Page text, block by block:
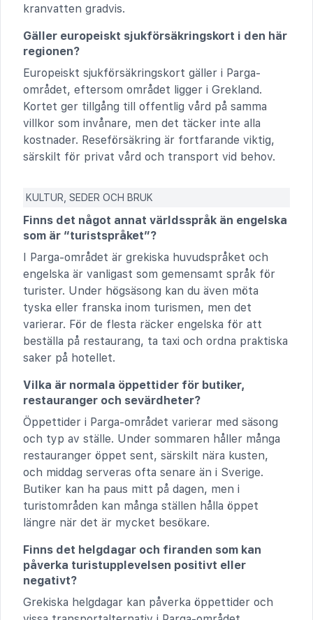
kranvatten gradvis.
Gäller europeiskt sjukförsäkringskort i den här
regionen?
Europeiskt sjukförsäkringskort gäller i Parga-
området, eftersom området ligger i Grekland.
Kortet ger tillgång till offentlig vård på samma
villkor som invånare, men det täcker inte alla
kostnader. Rese­försäkring är fortfarande viktig,
särskilt för privat vård och transport vid behov.
KULTUR, SEDER OCH BRUK
Finns det något annat världsspråk än engelska
som är “turistspråket”?
I Parga-området är grekiska huvudspråket och
engelska är vanligast som gemensamt språk för
turister. Under högsäsong kan du även möta
tyska eller franska inom turismen, men det
varierar. För de flesta räcker engelska för att
beställa på restaurang, ta taxi och ordna praktiska
saker på hotellet.
Vilka är normala öppettider för butiker,
restauranger och sevärdheter?
Öppettider i Parga-området varierar med säsong
och typ av ställe. Under sommaren håller många
restauranger öppet sent, särskilt nära kusten,
och middag serveras ofta senare än i Sverige.
Butiker kan ha paus mitt på dagen, men i
turistområden kan många ställen hålla öppet
längre när det är mycket besökare.
Finns det helgdagar och firanden som kan
påverka turistupplevelsen positivt eller
negativt?
Grekiska helgdagar kan påverka öppettider och